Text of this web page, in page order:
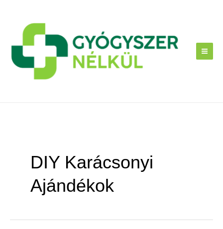
DIY Karácsonyi
Ajándékok